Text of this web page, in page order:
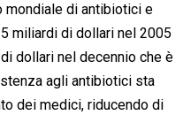
mondiale di antibiotici e
miliardi di dollari nel 2005
dollari nel decennio che è
agli antibiotici sta
dei medici, riducendo di